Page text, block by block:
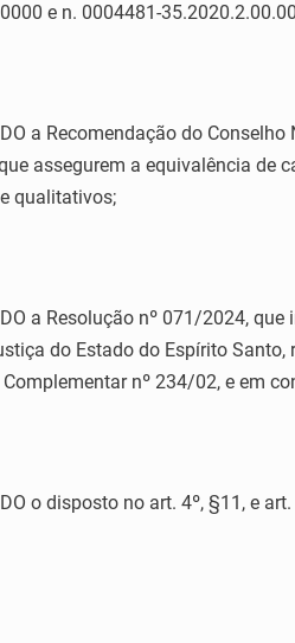
e n. 0004481-
a Recomendação do
assegurem a equivalência de
qualitativos;
a Resolução nº 071/2024,
do Estado do Espírito
nº 234/02, e em
o disposto no art. 4º, §11, e